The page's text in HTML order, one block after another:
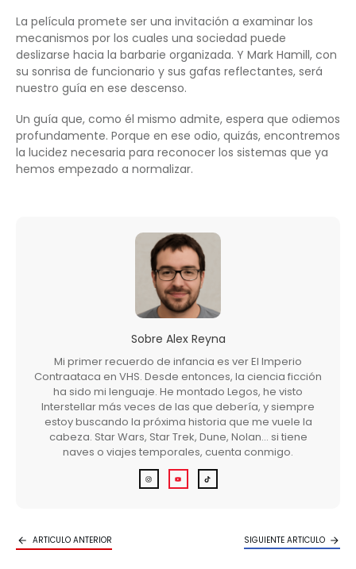
La película promete ser una invitación a examinar los
mecanismos por los cuales una sociedad puede
deslizarse hacia la barbarie organizada. Y Mark Hamill, con
su sonrisa de funcionario y sus gafas reflectantes, será
nuestro guía en ese descenso.
Un guía que, como él mismo admite, espera que odiemos
profundamente. Porque en ese odio, quizás, encontremos
la lucidez necesaria para reconocer los sistemas que ya
hemos empezado a normalizar.
Sobre Alex Reyna
Mi primer recuerdo de infancia es ver El Imperio
Contraataca en VHS. Desde entonces, la ciencia ficción
ha sido mi lenguaje. He montado Legos, he visto
Interstellar más veces de las que debería, y siempre
estoy buscando la próxima historia que me vuele la
cabeza. Star Wars, Star Trek, Dune, Nolan… si tiene
naves o viajes temporales, cuenta conmigo.
ARTICULO ANTERIOR SIGUIENTE ARTICULO